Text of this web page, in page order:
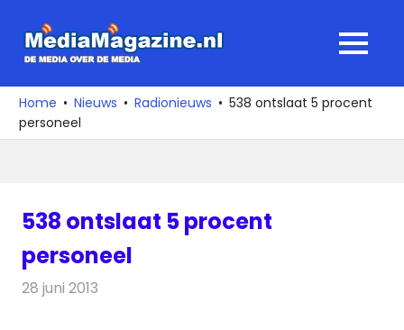
naar
media
over
de
MENU
Home Nieuws Radionieuws
538 ontslaat 5 procent
personeel
538 ontslaat 5 procent
personeel
28 juni 2013